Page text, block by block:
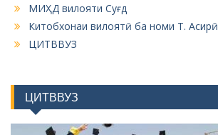
МИҲД вилояти Суғд
Китобхонаи вилоятӣ ба номи Т. Асирӣ
ЦИТВВУЗ
ЦИТВВУЗ